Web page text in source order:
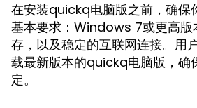
在安装quickq电脑版之前，确保
基本要求：Windows 7或更高版
存，以及稳定的互联网连接。用
载最新版本的quickq电脑版，确
定。